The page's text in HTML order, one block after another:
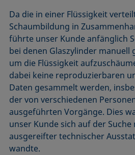
Da die in einer Flüssigkeit
Schaumbildung in
führte unser Kunde anfänglich
bei denen Glaszylinder
um die Flüssigkeit
dabei keine reproduzierbaren
Daten gesammelt werden,
der von verschiedenen
ausgeführten Vorgänge. Dies
unser Kunde sich auf der
ausgereifter technischer
wandte.